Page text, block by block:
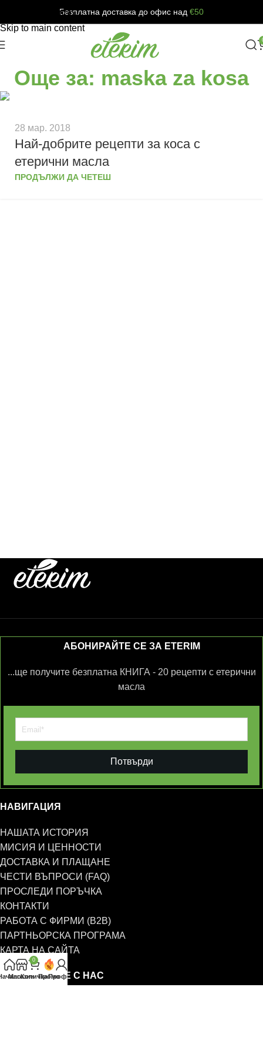
Skip to navigation
Skip to main content
Безплатна доставка до офис над €50
Още за: maska za kosa
28 мар. 2018
Най-добрите рецепти за коса с
етерични масла
ПРОДЪЛЖИ ДА ЧЕТЕШ
АБОНИРАЙТЕ СЕ ЗА ETERIM
...ще получите безплатна КНИГА - 20 рецепти с етерични
масла
Потвърди
НАВИГАЦИЯ
НАШАТА ИСТОРИЯ
МИСИЯ И ЦЕННОСТИ
ДОСТАВКА И ПЛАЩАНЕ
ЧЕСТИ ВЪПРОСИ (FAQ)
ПРОСЛЕДИ ПОРЪЧКА
КОНТАКТИ
РАБОТА С ФИРМИ (B2B)
ПАРТНЬОРСКА ПРОГРАМА
КАРТА НА САЙТА
СВЪРЖЕТЕ СЕ С НАС
Магазин
0
КоличкаПромоПрофил